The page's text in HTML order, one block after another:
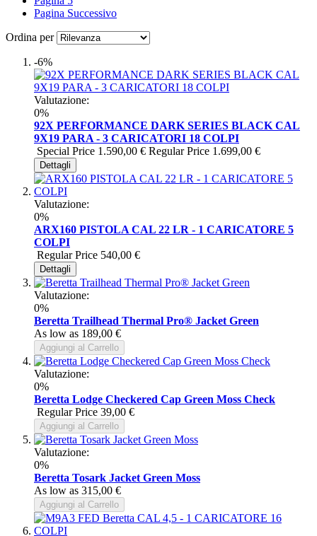
Pagina Successivo
Ordina per
-6%
Valutazione:
0%
92X PERFORMANCE DARK SERIES BLACK CAL
9X19 PARA - 3 CARICATORI 18 COLPI
Special Price 1.590,00 € Regular Price 1.699,00 €
Dettagli
Valutazione:
0%
ARX160 PISTOLA CAL 22 LR - 1 CARICATORE 5
COLPI
Regular Price 540,00 €
Dettagli
Valutazione:
0%
Beretta Trailhead Thermal Pro® Jacket Green
As low as 189,00 €
Aggiungi al Carrello
Valutazione:
0%
Beretta Lodge Checkered Cap Green Moss Check
Regular Price 39,00 €
Aggiungi al Carrello
Valutazione:
0%
Beretta Tosark Jacket Green Moss
As low as 315,00 €
Aggiungi al Carrello